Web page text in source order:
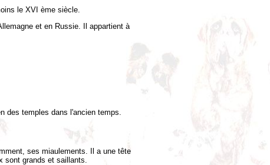
le XVI ème siècle.
et en Russie. Il appartient à
des temples dans l'ancien temps.
ses miaulements. Il a une tête
sont grands et saillants.